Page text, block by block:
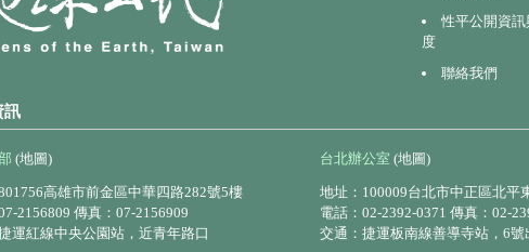
性平公開資訊
度
聯絡我們
訊
(地圖)
高雄市前金區中華四路282號5樓
2156809 傳真：07-2156909
運紅線中央公園站，近青年路口
台北辦公室 (地圖)
地址：100009台北市中正區北平
電話：02-2392-0371 傳真：02-
交通：捷運板南線善導寺站，6號